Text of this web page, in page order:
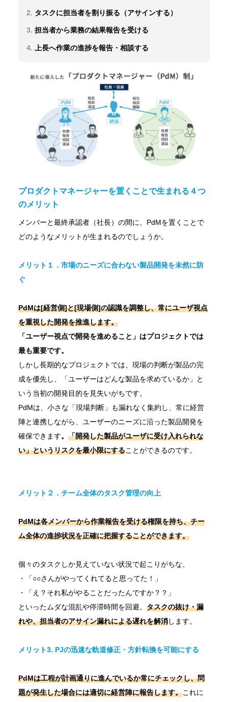
タスクに担当者を割り振る（アサインする）
担当者から業務の結果報告を受ける
上長へ作業の進捗を報告・相談する
プロダクトマネージャーを置くことで生まれる４つ
のメリット
メンバーと最終承認者（社長）の間に、PdMを置くことで
どのようなメリットが生まれるのでしょうか。
メリット１．市場のニーズに合わない製品開発を未然に防
ぐ
PdMは[経営側]と[現場側]の認識を調整し、常にユーザ視点
を重視した開発を推進します。
「ユーザー視点で開発を進めること」はプロジェクトでは
最も重要です。
しかし長期的なプロジェクトでは、現場の判断が製品の完
成を優先し、「ユーザーはどんな製品を求めているか」と
いう当初の開発目的を見失いがちです。
PdMは、小さな「現場判断」も漏れなく集約し、常に経営
陣と連携しながら、ユーザーのニーズに沿った製品開発を
確保できます。 「開発した製品がユーザに受け入れられな
い」というリスクを最小限にすることができるのです。
メリット２．チーム全体のタスク管理の向上
PdMは各メンバーから作業報告を受ける権限を持ち、チー
ム全体の進捗状況を正確に把握することができます。
個々のタスクしか見えていない状況で起こりがちな、
・「○○さんがやってくれてると思ってた！」
・「え？それ私がやることだったんですか？？」
といったムダな混乱や停滞時間を回避。 タスクの抜け・漏
れや、担当者のアサイン漏れによる遅れを解消します。
メリット3. PJの迅速な軌道修正・方針転換を可能にする
PdMは工程が計画通りに進んでいるか常にチェックし、問
題が発生した場合には適切に経営陣に報告します。これに